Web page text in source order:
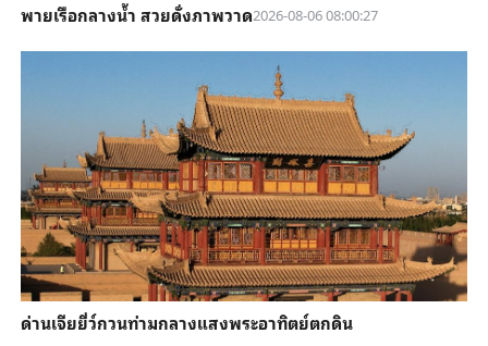
พายเรือกลางน้ำ สวยดั่งภาพวาด2026-08-06 08:00:27
ด่านเจียยี่ว์กวนท่ามกลางแสงพระอาทิตย์ตกดิน